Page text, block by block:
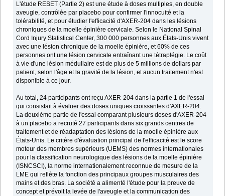
L'étude RESET (Partie 2) est une étude à doses multiples, en double
aveugle, contrôlée par placebo pour confirmer l'innocuité et la
tolérabilité, et pour étudier l'efficacité d'AXER-204 dans les lésions
chroniques de la moelle épinière cervicale. Selon le National Spinal
Cord Injury Statistical Center, 300 000 personnes aux États-Unis vivent
avec une lésion chronique de la moelle épinière, et 60% de ces
personnes ont une lésion cervicale entraînant une tétraplégie. Le coût
à vie d'une lésion médullaire est de plus de 5 millions de dollars par
patient, selon l'âge et la gravité de la lésion, et aucun traitement n'est
disponible à ce jour.
Au total, 24 participants ont reçu AXER-204 dans la partie 1 de l'essai
qui consistait à évaluer des doses uniques croissantes d'AXER-204.
La deuxième partie de l'essai comparant plusieurs doses d'AXER-204
à un placebo a recruté 27 participants dans six grands centres de
traitement et de réadaptation des lésions de la moelle épinière aux
États-Unis. Le critère d'évaluation principal de l'efficacité est le score
moteur des membres supérieurs (UEMS) des normes internationales
pour la classification neurologique des lésions de la moelle épinière
(ISNCSCI), la norme internationalement reconnue de mesure de la
LME qui reflète la fonction des principaux groupes musculaires des
mains et des bras. La société a alimenté l'étude pour la preuve de
concept et prévoit la levée de l'aveugle et la communication des